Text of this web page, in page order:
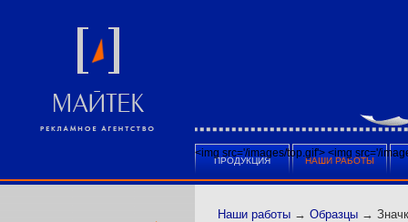
<img src='/images/top.gif'> <img src='/
ПРОДУКЦИЯ НАШИ РАБОТЫ
Наши работы → Образцы →